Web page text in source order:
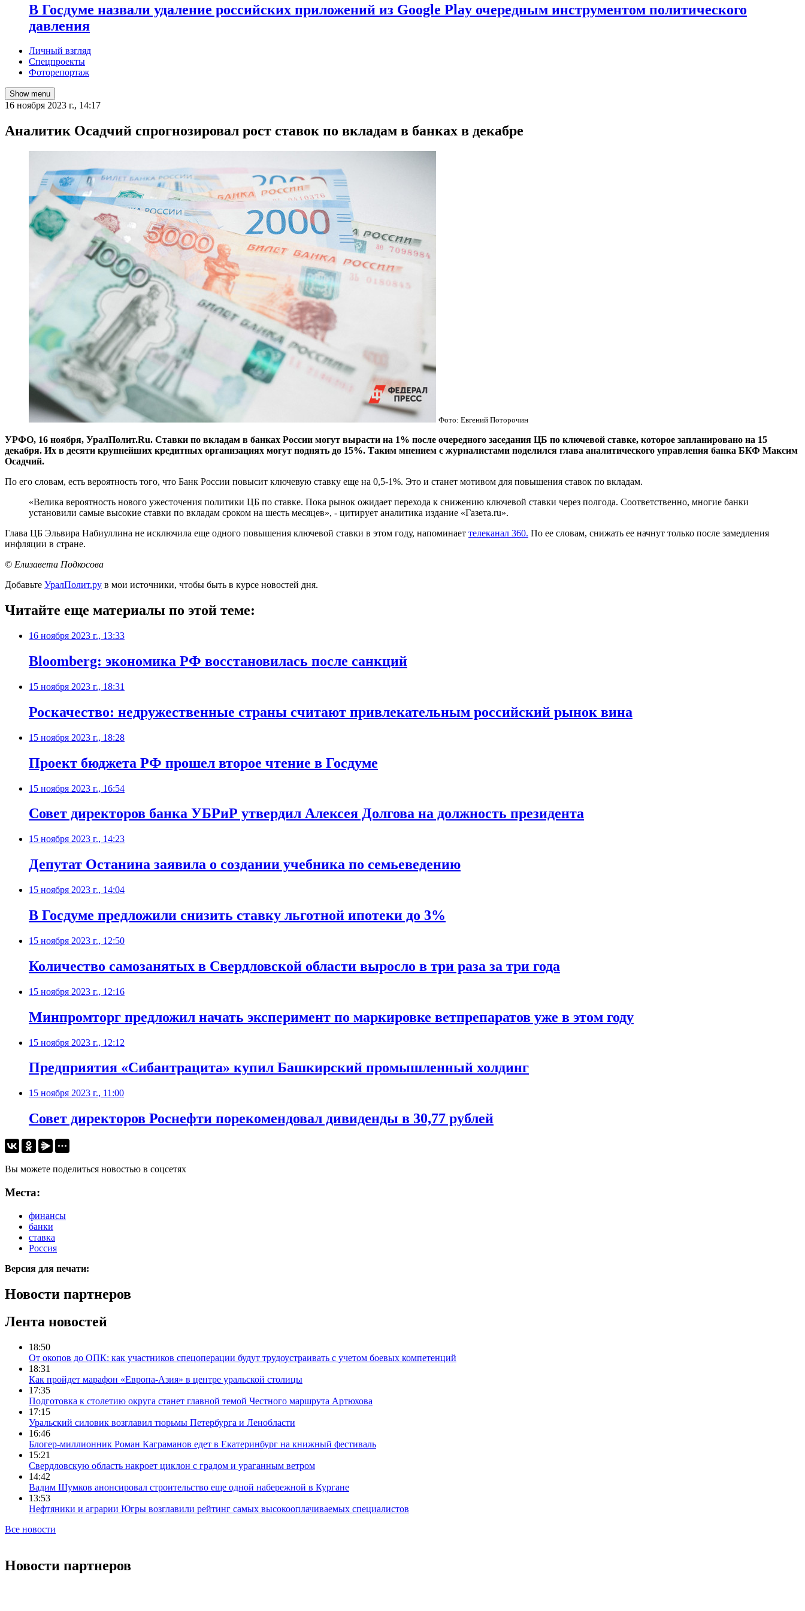
В Госдуме назвали удаление российских приложений из Google Play очередным инструментом политического
давления
Личный взгляд
Спецпроекты
Фоторепортаж
Show menu
16 ноября 2023 г., 14:17
Аналитик Осадчий спрогнозировал рост ставок по вкладам в банках в декабре
Фото: Евгений Поторочин
УРФО, 16 ноября, УралПолит.Ru. Ставки по вкладам в банках России могут вырасти на 1% после очередного заседания ЦБ по ключевой ставке, которое запланировано на 15
декабря. Их в десяти крупнейших кредитных организациях могут поднять до 15%. Таким мнением с журналистами поделился глава аналитического управления банка БКФ Максим
Осадчий.
По его словам, есть вероятность того, что Банк России повысит ключевую ставку еще на 0,5-1%. Это и станет мотивом для повышения ставок по вкладам.
«Велика вероятность нового ужесточения политики ЦБ по ставке. Пока рынок ожидает перехода к снижению ключевой ставки через полгода. Соответственно, многие банки
установили самые высокие ставки по вкладам сроком на шесть месяцев», - цитирует аналитика издание «Газета.ru».
Глава ЦБ Эльвира Набиуллина не исключила еще одного повышения ключевой ставки в этом году, напоминает телеканал 360. По ее словам, снижать ее начнут только после замедления
инфляции в стране.
© Елизавета Подкосова
Добавьте УралПолит.ру в мои источники, чтобы быть в курсе новостей дня.
Читайте еще материалы по этой теме:
16 ноября 2023 г., 13:33
Bloomberg: экономика РФ восстановилась после санкций
15 ноября 2023 г., 18:31
Роскачество: недружественные страны считают привлекательным российский рынок вина
15 ноября 2023 г., 18:28
Проект бюджета РФ прошел второе чтение в Госдуме
15 ноября 2023 г., 16:54
Совет директоров банка УБРиР утвердил Алексея Долгова на должность президента
15 ноября 2023 г., 14:23
Депутат Останина заявила о создании учебника по семьеведению
15 ноября 2023 г., 14:04
В Госдуме предложили снизить ставку льготной ипотеки до 3%
15 ноября 2023 г., 12:50
Количество самозанятых в Свердловской области выросло в три раза за три года
15 ноября 2023 г., 12:16
Минпромторг предложил начать эксперимент по маркировке ветпрепаратов уже в этом году
15 ноября 2023 г., 12:12
Предприятия «Сибантрацита» купил Башкирский промышленный холдинг
15 ноября 2023 г., 11:00
Совет директоров Роснефти порекомендовал дивиденды в 30,77 рублей
Вы можете поделиться новостью в соцсетях
Места:
финансы
банки
ставка
Россия
Версия для печати:
Новости партнеров
Лента новостей
18:50
От окопов до ОПК: как участников спецоперации будут трудоустраивать с учетом боевых компетенций
18:31
Как пройдет марафон «Европа-Азия» в центре уральской столицы
17:35
Подготовка к столетию округа станет главной темой Честного маршрута Артюхова
17:15
Уральский силовик возглавил тюрьмы Петербурга и Ленобласти
16:46
Блогер-миллионник Роман Каграманов едет в Екатеринбург на книжный фестиваль
15:21
Свердловскую область накроет циклон с градом и ураганным ветром
14:42
Вадим Шумков анонсировал строительство еще одной набережной в Кургане
13:53
Нефтяники и аграрии Югры возглавили рейтинг самых высокооплачиваемых специалистов
Все новости
Новости партнеров